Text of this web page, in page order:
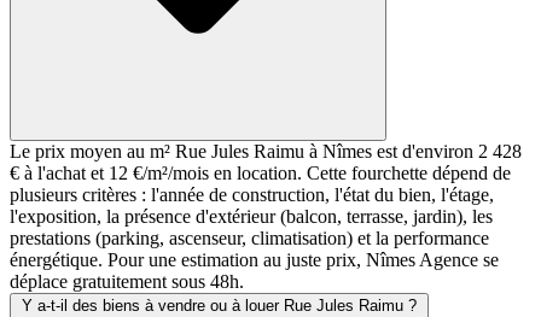
Le prix moyen au m² Rue Jules Raimu à Nîmes est d'environ 2 428
€ à l'achat et 12 €/m²/mois en location. Cette fourchette dépend de
plusieurs critères : l'année de construction, l'état du bien, l'étage,
l'exposition, la présence d'extérieur (balcon, terrasse, jardin), les
prestations (parking, ascenseur, climatisation) et la performance
énergétique. Pour une estimation au juste prix, Nîmes Agence se
déplace gratuitement sous 48h.
Y a-t-il des biens à vendre ou à louer Rue Jules Raimu ?